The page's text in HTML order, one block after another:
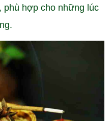
phù hợp cho những lúc